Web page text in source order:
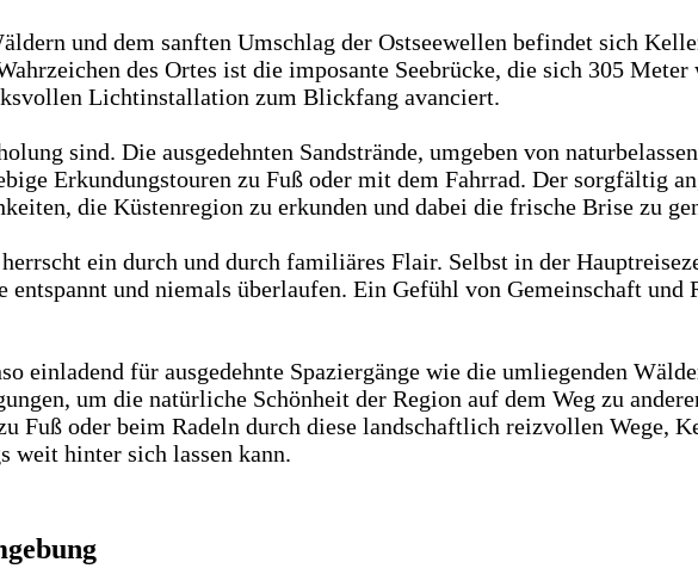
und dem sanften Umschlag der Ostseewellen befindet sich
des Ortes ist die imposante Seebrücke, die sich 305
Lichtinstallation zum Blickfang avanciert.
sind. Die ausgedehnten Sandstrände, umgeben von
Erkundungstouren zu Fuß oder mit dem Fahrrad. Der sorgfältig
die Küstenregion zu erkunden und dabei die frische Brise zu
ein durch und durch familiäres Flair. Selbst in der
und niemals überlaufen. Ein Gefühl von Gemeinschaft und
einladend für ausgedehnte Spaziergänge wie die umliegenden
um die natürliche Schönheit der Region auf dem Weg zu
Fuß oder beim Radeln durch diese landschaftlich reizvollen Wege,
weit hinter sich lassen kann.